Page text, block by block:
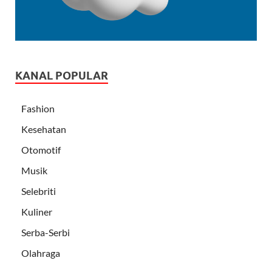
KANAL POPULAR
Fashion
Kesehatan
Otomotif
Musik
Selebriti
Kuliner
Serba-Serbi
Olahraga